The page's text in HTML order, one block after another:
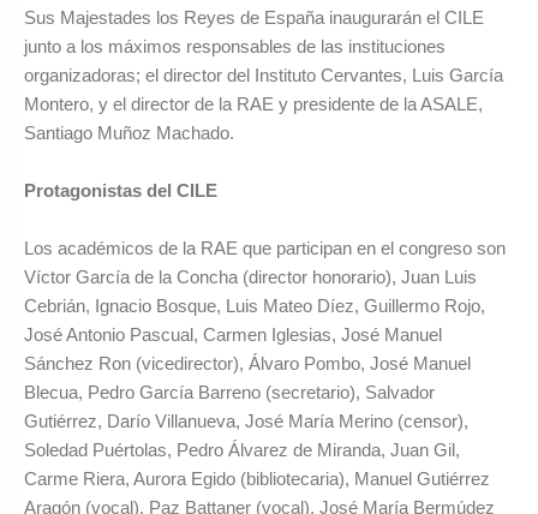
Sus Majestades los Reyes de España inaugurarán el CILE
junto a los máximos responsables de las instituciones
organizadoras; el director del Instituto Cervantes, Luis García
Montero, y el director de la RAE y presidente de la ASALE,
Santiago Muñoz Machado.
Protagonistas del CILE
Los académicos de la RAE que participan en el congreso son
Víctor García de la Concha (director honorario), Juan Luis
Cebrián, Ignacio Bosque, Luis Mateo Díez, Guillermo Rojo,
José Antonio Pascual, Carmen Iglesias, José Manuel
Sánchez Ron (vicedirector), Álvaro Pombo, José Manuel
Blecua, Pedro García Barreno (secretario), Salvador
Gutiérrez, Darío Villanueva, José María Merino (censor),
Soledad Puértolas, Pedro Álvarez de Miranda, Juan Gil,
Carme Riera, Aurora Egido (bibliotecaria), Manuel Gutiérrez
Aragón (vocal), Paz Battaner (vocal), José María Bermúdez